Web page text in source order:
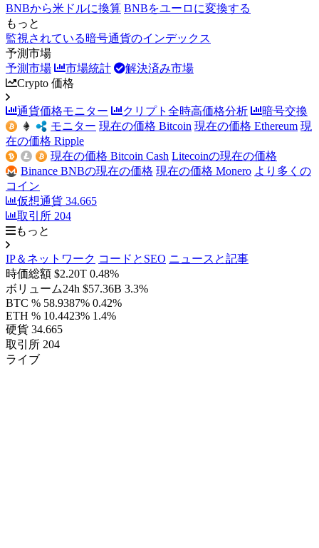
BNBから米ドルに換算 BNBをユーロに変換する
もっと
監視されている暗号通貨のインデックス
予測市場
予測市場
市場統計
解決済み市場
Crypto 価格
通貨価格モニター クリプト全時高価格分析
暗号交換
モニター 現在の価格 Bitcoin 現在の価格 Ethereum 現
在の価格 Ripple
現在の価格 Bitcoin Cash Litecoinの現在の価格
Binance BNBの現在の価格 現在の価格 Monero より多くの
コイン
仮想通貨 34.665
取引所 204
もっと
IP＆ネットワーク コードとSEO ニュースと記事
時価総額 $2.20T 0.48%
ボリューム24h $57.36B 3.3%
BTC % 58.9387% 0.42%
ETH % 10.4423% 1.4%
硬貨 34.665
取引所 204
ライブ